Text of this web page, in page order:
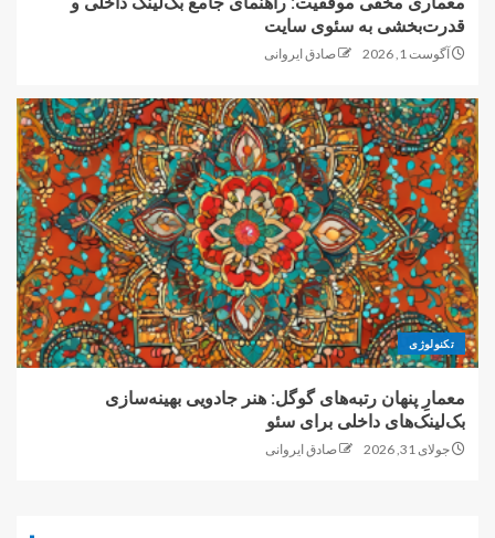
قدرت‌بخشی به سئوی سایت
آگوست 1, 2026 صادق ایروانی
تکنولوژی
معمارِ پنهان رتبه‌های گوگل: هنر جادویی بهینه‌سازی
بک‌لینک‌های داخلی برای سئو
جولای 31, 2026 صادق ایروانی